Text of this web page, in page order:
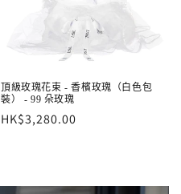
頂級玫瑰花束 - 香檳玫瑰（白色包
裝） - 99 朵玫瑰
定
HK$3,280.00